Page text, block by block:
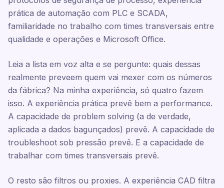
prática de automação com PLC e SCADA,
familiaridade no trabalho com times transversais entre
qualidade e operações e Microsoft Office.
Leia a lista em voz alta e se pergunte: quais dessas
realmente preveem quem vai mexer com os números
da fábrica? Na minha experiência, só quatro fazem
isso. A experiência prática prevê bem a performance.
A capacidade de problem solving (a de verdade,
aplicada a dados bagunçados) prevê. A capacidade de
troubleshoot sob pressão prevê. E a capacidade de
trabalhar com times transversais prevê.
O resto são filtros ou proxies. A experiência CAD filtra